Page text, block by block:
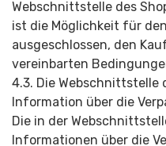
Webschnittstelle des
ist die Möglichkeit für
ausgeschlossen, den
vereinbarten
4.3. Die Webschnittstelle
Information über die
Die in der
Informationen über die